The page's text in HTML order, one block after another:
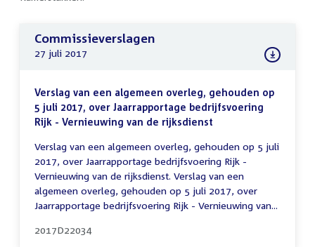
Commissieverslagen
27 juli 2017
Verslag van een algemeen overleg, gehouden op
5 juli 2017, over Jaarrapportage bedrijfsvoering
Rijk - Vernieuwing van de rijksdienst
Verslag van een algemeen overleg, gehouden op 5 juli
2017, over Jaarrapportage bedrijfsvoering Rijk -
Vernieuwing van de rijksdienst. Verslag van een
algemeen overleg, gehouden op 5 juli 2017, over
Jaarrapportage bedrijfsvoering Rijk - Vernieuwing van...
2017D22034